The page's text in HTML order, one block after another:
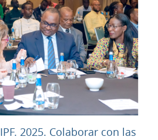
2025. Colaborar con las